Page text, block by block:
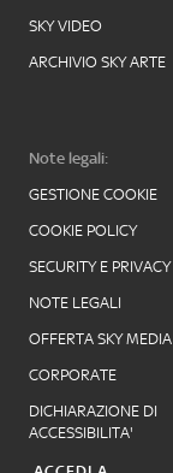
SKY VIDEO
ARCHIVIO SKY ARTE
Note legali:
GESTIONE COOKIE
COOKIE POLICY
SECURITY E PRIVACY
NOTE LEGALI
OFFERTA SKY MEDIA
CORPORATE
DICHIARAZIONE DI
ACCESSIBILITA'